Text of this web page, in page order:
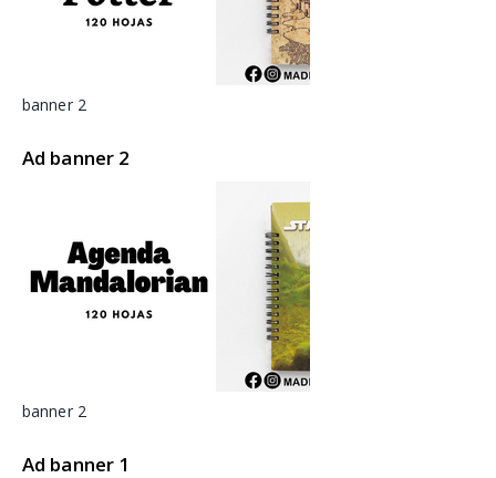
banner 2
Ad banner 2
banner 2
Ad banner 1